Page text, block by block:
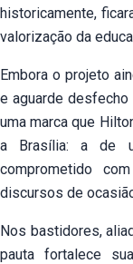
historicamente,
valorização da
Embora o projeto
e aguarde
uma marca que
a Brasília: a de
comprometido
discursos de
Nos bastidores,
pauta fortalece